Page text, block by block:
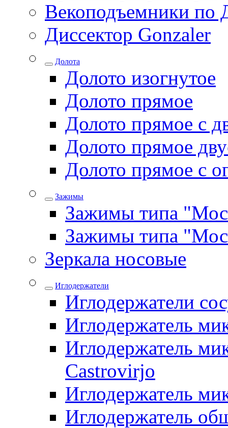
Векоподъемники по
Диссектор Gonzaler
Долота
Долото изогнутое
Долото прямое
Долото прямое с
Долото прямое
Долото прямое с
Зажимы
Зажимы типа
Зажимы типа
Зеркала носовые
Иглодержатели
Иглодержатели
Иглодержатель
Иглодержатель
Castrovirjo
Иглодержатель
Иглодержатель